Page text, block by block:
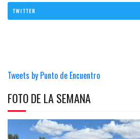
TWITTER
Tweets by Punto de Encuentro
FOTO DE LA SEMANA